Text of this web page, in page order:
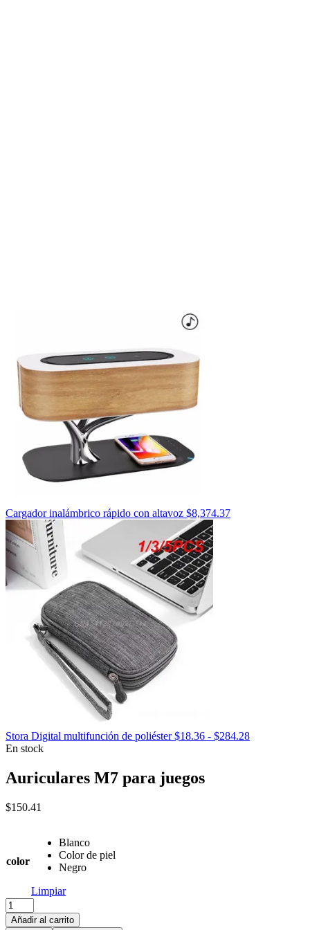
Cargador inalámbrico rápido con altavoz $8,374.37
Stora Digital multifunción de poliéster $18.36 - $284.28Rango
En stock
Auriculares M7 para juegos
$150.41
color
Blanco
Color de piel
Negro
Limpiar
Auriculares
M7
Añadir al carrito